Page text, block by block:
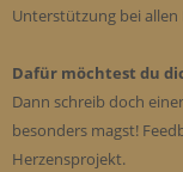
Unterstützung bei allen
Dafür möchtest du
Dann schreib doch
besonders magst!
Herzensprojekt.